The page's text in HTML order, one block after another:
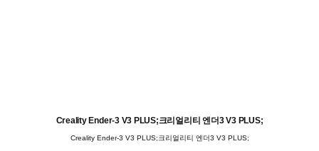
Creality Ender-3 V3 PLUS;크리얼리티 엔더3 V3 PLUS;
Creality Ender-3 V3 PLUS;크리얼리티 엔더3 V3 PLUS;